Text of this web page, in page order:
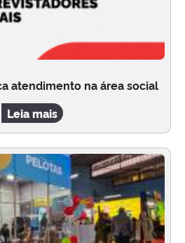
atendimento na área social
Leia mais